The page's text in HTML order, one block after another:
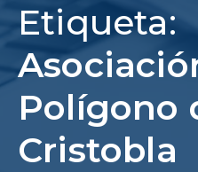
Etiqueta:
Polígono
Cristobla